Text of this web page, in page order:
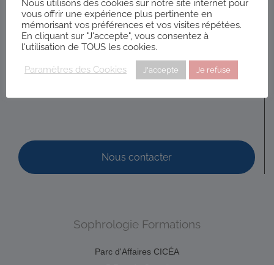
Nous contacter
Sophrologie Formations
Parc d'Affaires CICÉA
Nous utilisons des cookies sur notre site internet pour
vous offrir une expérience plus pertinente en
mémorisant vos préférences et vos visites répétées.
En cliquant sur "J'accepte", vous consentez à
l'utilisation de TOUS les cookies.
Paramètres des Cookies J'accepte Je refuse